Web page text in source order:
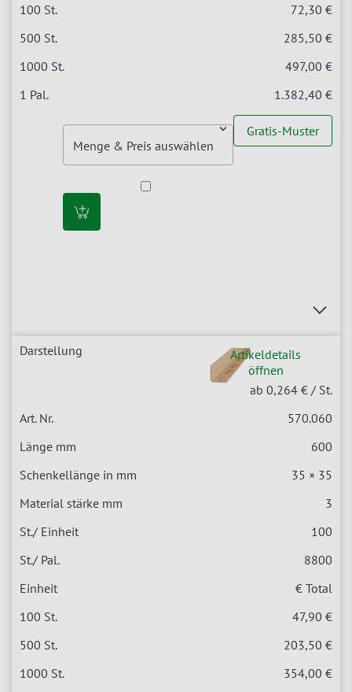
72,30 €
285,50 €
497,00 €
1.382,40 €
Gratis-Muster
Artikeldetails
öffnen
ab 0,264 € / St.
570.060
600
35 × 35
3
100
8800
€ Total
47,90 €
203,50 €
354,00 €